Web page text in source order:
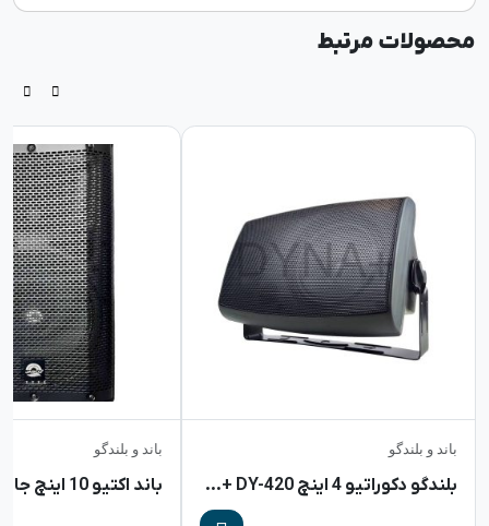
محصولات مرتبط
باند و بلندگو
بلندگو دکوراتیو 4 اینچ DYNA+ DY-420
باند و بلندگو
باند اکتیو 10 اینچ جاسکو 1000